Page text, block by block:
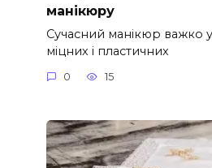
манікюру
Сучасний манікюр важко
міцних і пластичних
0 15